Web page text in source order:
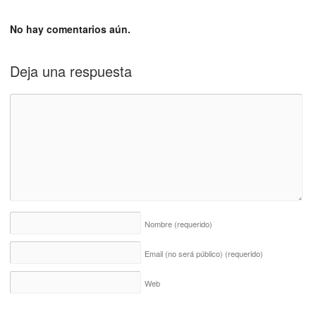
No hay comentarios aún.
Deja una respuesta
Nombre (requerido)
Email (no será público) (requerido)
Web